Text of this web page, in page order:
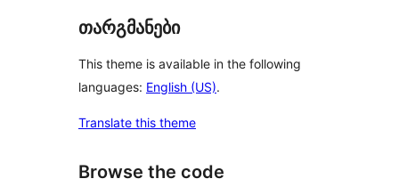
თარგმანები
This theme is available in the following
languages: English (US).
Translate this theme
Browse the code